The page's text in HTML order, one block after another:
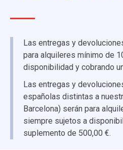
Las entregas y
para alquileres mínimo de
disponibilidad y cobrando
Las entregas y
españolas distintas a
Barcelona) serán para
siempre sujetos a
suplemento de 500,00 €.